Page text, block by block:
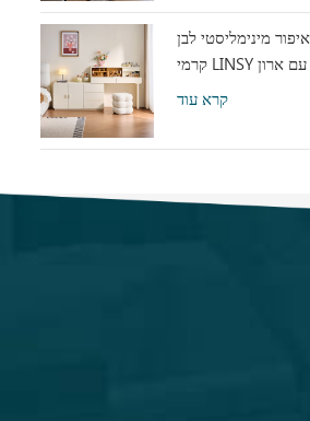
מינימליסטי לבן
קרמי LINSY עם ארון UD6C-
קרא עוד